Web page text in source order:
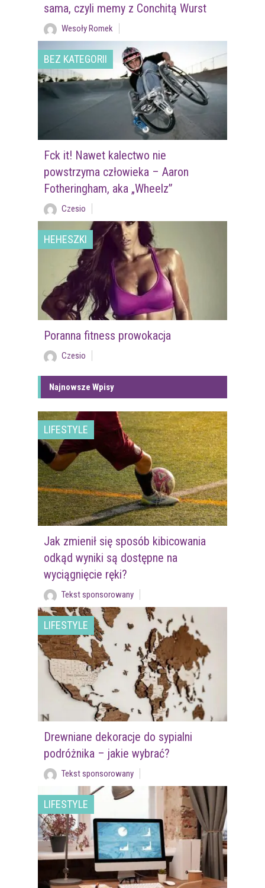
sama, czyli memy z Conchitą Wurst
Wesoły Romek
BEZ KATEGORII
Fck it! Nawet kalectwo nie
powstrzyma człowieka – Aaron
Fotheringham, aka „Wheelz”
Czesio
HEHESZKI
Poranna fitness prowokacja
Czesio
Najnowsze Wpisy
LIFESTYLE
Jak zmienił się sposób kibicowania
odkąd wyniki są dostępne na
wyciągnięcie ręki?
Tekst sponsorowany
LIFESTYLE
Drewniane dekoracje do sypialni
podróżnika – jakie wybrać?
Tekst sponsorowany
LIFESTYLE